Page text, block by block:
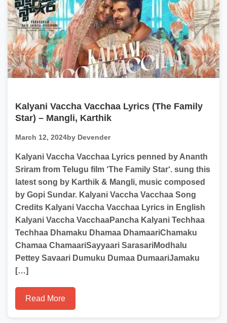
Kalyani Vaccha Vacchaa Lyrics (The Family
Star) – Mangli, Karthik
March 12, 2024by Devender
Kalyani Vaccha Vacchaa Lyrics penned by Ananth
Sriram from Telugu film ‘The Family Star‘. sung this
latest song by Karthik & Mangli, music composed
by Gopi Sundar. Kalyani Vaccha Vacchaa Song
Credits Kalyani Vaccha Vacchaa Lyrics in English
Kalyani Vaccha VacchaaPancha Kalyani Techhaa
Techhaa Dhamaku Dhamaa DhamaariChamaku
Chamaa ChamaariSayyaari SarasariModhalu
Pettey Savaari Dumuku Dumaa DumaariJamaku
[…]
Read More